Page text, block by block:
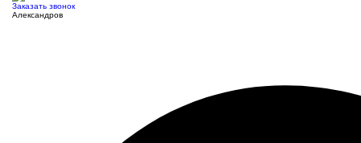
Заказать звонок
Александров